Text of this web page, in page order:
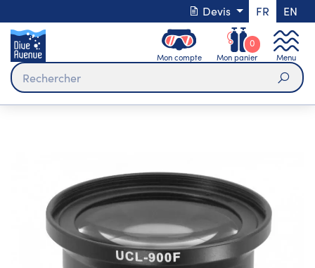
Devis FR EN
Mon compte Mon panier
0
Menu